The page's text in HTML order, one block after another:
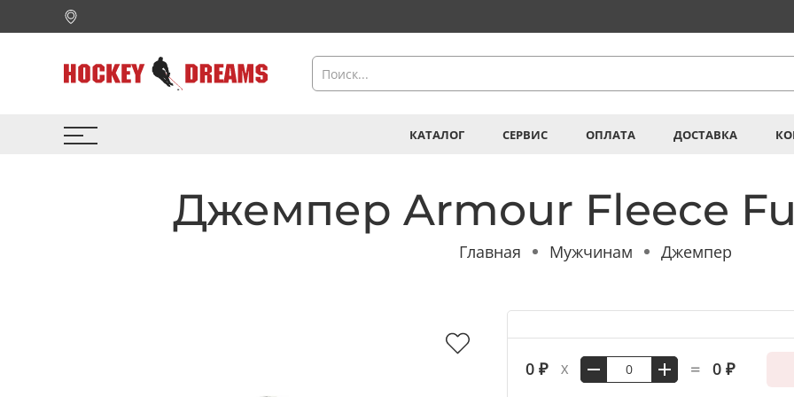
КАТАЛОГ СЕРВИС ОПЛАТА ДОСТАВКА
Джемпер Armour Fleece
Главная Мужчинам Джемпер
0 ₽ X = 0 ₽